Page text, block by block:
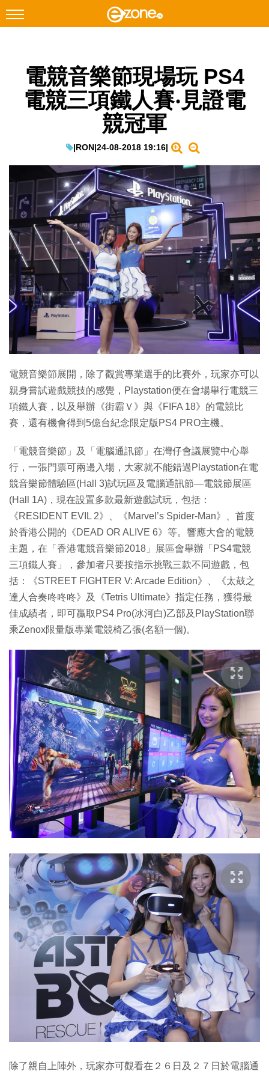
Facebook Instagram
科技焦點
教學評測
EduTech
IT Times
生成式AI與雲端應用
Enterprise Digital Transformation
特集
電競音樂節現場玩 PS4
電競三項鐵人賽‧見證電
競冠軍
|RON|24-08-2018 19:16|
電競音樂節展開，除了觀賞專業選手的比賽外，玩家亦可以
親身嘗試遊戲競技的感覺，Playstation便在會場舉行電競三
項鐵人賽，以及舉辦《街霸Ｖ》與《FIFA 18》的電競比
賽，還有機會得到5億台紀念限定版PS4 PRO主機。
「電競音樂節」及「電腦通訊節」在灣仔會議展覽中心舉
行，一張門票可兩邊入場，大家就不能錯過Playstation在電
競音樂節體驗區(Hall 3)試玩區及電腦通訊節—電競節展區
(Hall 1A)，現在設置多款最新遊戲試玩，包括：
《RESIDENT EVIL 2》、《Marvel’s Spider-Man》、首度
於香港公開的《DEAD OR ALIVE 6》等。響應大會的電競
主題，在「香港電競音樂節2018」展區會舉辦「PS4電競
三項鐵人賽」，參加者只要按指示挑戰三款不同遊戲，包
括：《STREET FIGHTER V: Arcade Edition》、《太鼓之
達人合奏咚咚咚》及《Tetris Ultimate》指定任務，獲得最
佳成績者，即可贏取PS4 Pro(冰河白)乙部及PlayStation聯
乘Zenox限量版專業電競椅乙張(名額一個)。
除了親自上陣外，玩家亦可觀看在２６日及２７日於電腦通